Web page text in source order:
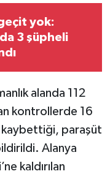
yok:
3 şüpheli
alanda 112
kontrollerde 16
kaybettiği, paraşüt
Alanya
kaldırılan